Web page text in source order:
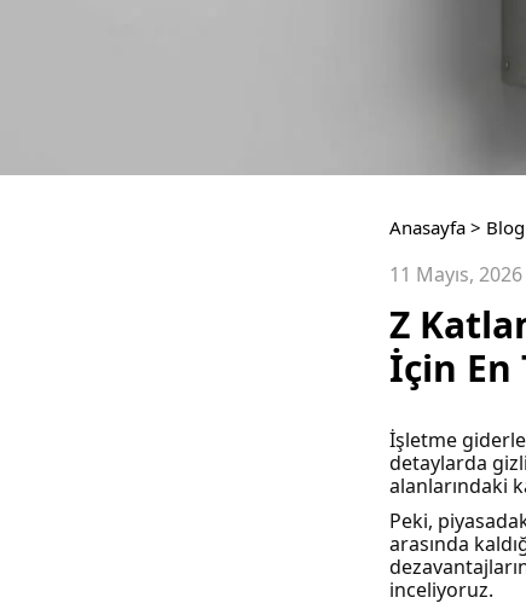
Anasayfa > Blog
11 Mayıs, 2026
Z
İçin En
İşletme
detaylarda
alanlarındaki
Peki,
arasında
inceliyoruz.